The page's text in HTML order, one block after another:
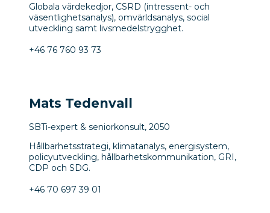
Globala värdekedjor, CSRD (intressent- och
väsentlighetsanalys), omvärldsanalys, social
utveckling samt livsmedelstrygghet.
+46 76 760 93 73
Mats Tedenvall
SBTi-expert & seniorkonsult, 2050
Hållbarhetsstrategi, klimatanalys, energisystem,
policyutveckling, hållbarhetskommunikation, GRI,
CDP och SDG.
+46 70 697 39 01